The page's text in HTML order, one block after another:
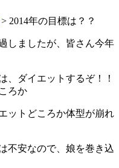
> 2014年の目標は？？
しましたが、皆さん今年
、ダイエットするぞ！！
ろか
ットどころか体型が崩れ
不安なので、娘を巻き込